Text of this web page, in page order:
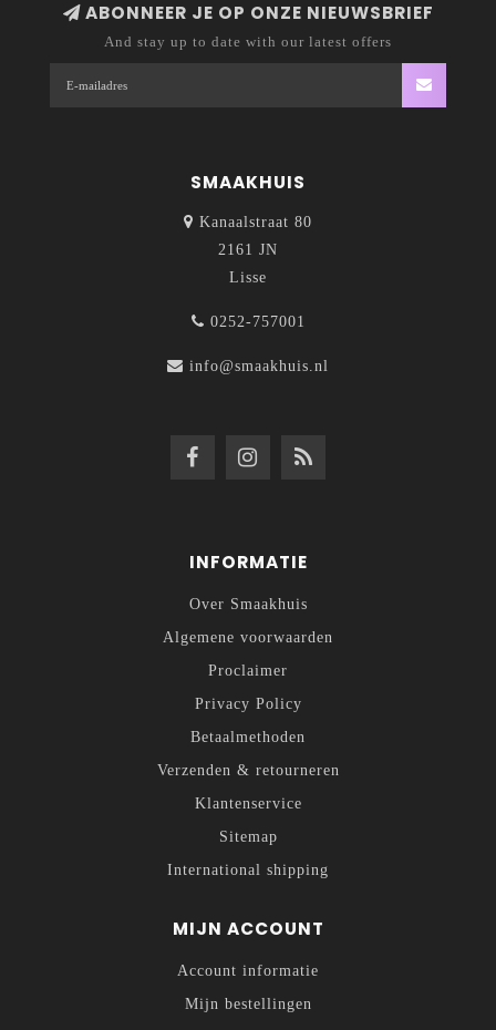
ABONNEER JE OP ONZE NIEUWSBRIEF
And stay up to date with our latest offers
SMAAKHUIS
Kanaalstraat 80
2161 JN
Lisse
0252-757001
info@smaakhuis.nl
INFORMATIE
Over Smaakhuis
Algemene voorwaarden
Proclaimer
Privacy Policy
Betaalmethoden
Verzenden & retourneren
Klantenservice
Sitemap
International shipping
MIJN ACCOUNT
Account informatie
Mijn bestellingen